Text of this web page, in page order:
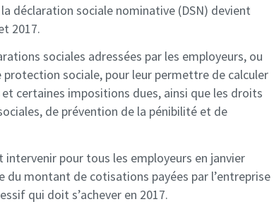
déclaration sociale nominative (DSN) devient
2017.
sociales adressées par les employeurs, ou
sociale, pour leur permettre de calculer
certaines impositions dues, ainsi que les droits
de prévention de la pénibilité et de
intervenir pour tous les employeurs en janvier
du montant de cotisations payées par l’entreprise
qui doit s’achever en 2017.